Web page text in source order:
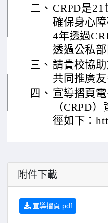
二、 CRPD是
確保身心
4年透過
透過公私
三、 請貴校協
共同推廣
四、 宣導摺頁
（CRPD
徑如下：
附件下載
宣導摺頁.pdf